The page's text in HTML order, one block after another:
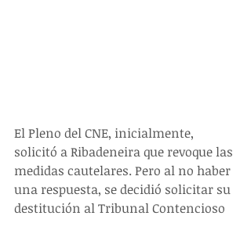
El Pleno del CNE, inicialmente,
solicitó a Ribadeneira que revoque las
medidas cautelares. Pero al no haber
una respuesta, se decidió solicitar su
destitución al Tribunal Contencioso